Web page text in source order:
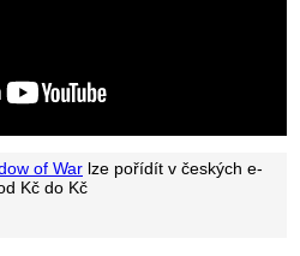
of War lze pořídít v českých e-
Kč do Kč